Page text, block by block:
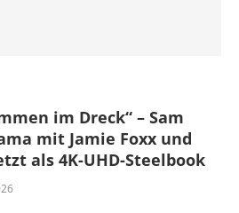
im Dreck“ – Sam
mit Jamie Foxx und
als 4K-UHD-Steelbook